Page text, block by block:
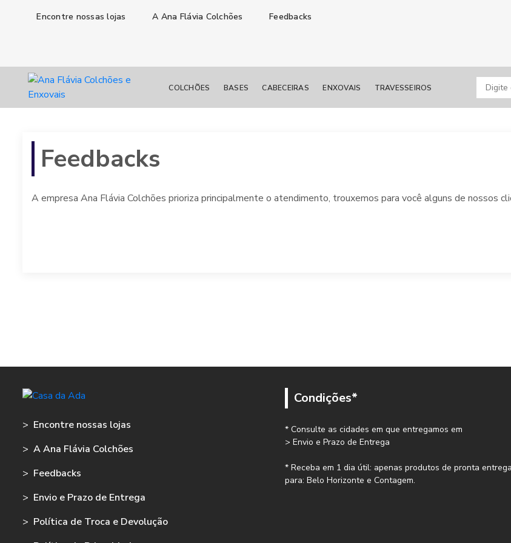
Encontre nossas lojas A Ana Flávia Colchões Feedbacks
COLCHÕES BASES CABECEIRAS ENXOVAIS TRAVESSEIROS
Feedbacks
A empresa Ana Flávia Colchões prioriza principalmente o atendimento, trouxemos para você alguns de nossos
> Encontre nossas lojas
> A Ana Flávia Colchões
> Feedbacks
> Envio e Prazo de Entrega
> Política de Troca e Devolução
Condições*
* Consulte as cidades em que entregamos em
> Envio e Prazo de Entrega
* Receba em 1 dia útil: apenas produtos de pronta entrega
para: Belo Horizonte e Contagem.